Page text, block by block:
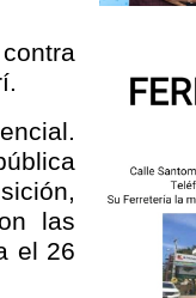
las
el 26